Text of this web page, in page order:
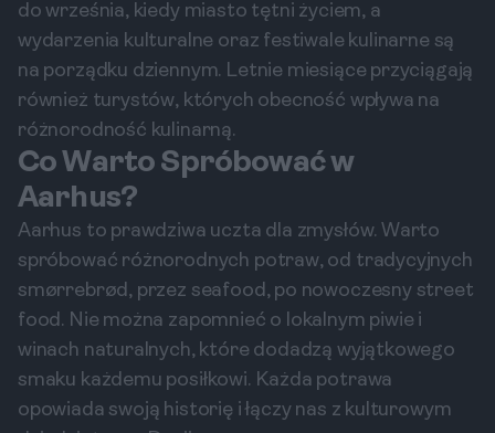
do września, kiedy miasto tętni życiem, a
wydarzenia kulturalne oraz festiwale kulinarne są
na porządku dziennym. Letnie miesiące przyciągają
również turystów, których obecność wpływa na
różnorodność kulinarną.
Co Warto Spróbować w
Aarhus?
Aarhus to prawdziwa uczta dla zmysłów. Warto
spróbować różnorodnych potraw, od tradycyjnych
smørrebrød, przez seafood, po nowoczesny street
food. Nie można zapomnieć o lokalnym piwie i
winach naturalnych, które dodadzą wyjątkowego
smaku każdemu posiłkowi. Każda potrawa
opowiada swoją historię i łączy nas z kulturowym